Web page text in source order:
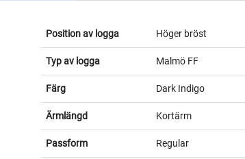
Position av logga Höger bröst
Typ av logga Malmö FF
Färg Dark Indigo
Ärmlängd Kortärm
Passform Regular